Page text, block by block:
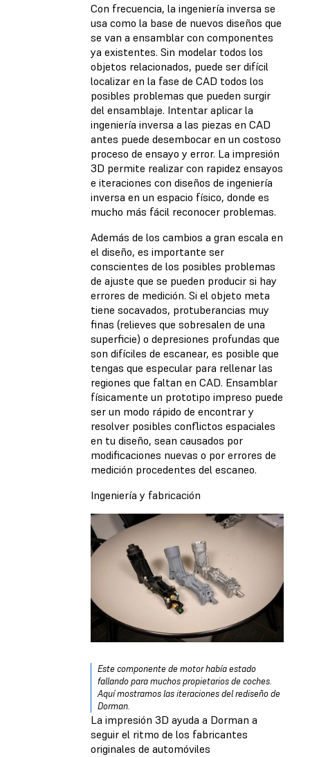
Con frecuencia, la ingeniería inversa se
usa como la base de nuevos diseños que
se van a ensamblar con componentes
ya existentes. Sin modelar todos los
objetos relacionados, puede ser difícil
localizar en la fase de CAD todos los
posibles problemas que pueden surgir
del ensamblaje. Intentar aplicar la
ingeniería inversa a las piezas en CAD
antes puede desembocar en un costoso
proceso de ensayo y error. La impresión
3D permite realizar con rapidez ensayos
e iteraciones con diseños de ingeniería
inversa en un espacio físico, donde es
mucho más fácil reconocer problemas.
Además de los cambios a gran escala en
el diseño, es importante ser
conscientes de los posibles problemas
de ajuste que se pueden producir si hay
errores de medición. Si el objeto meta
tiene socavados, protuberancias muy
finas (relieves que sobresalen de una
superficie) o depresiones profundas que
son difíciles de escanear, es posible que
tengas que especular para rellenar las
regiones que faltan en CAD. Ensamblar
físicamente un prototipo impreso puede
ser un modo rápido de encontrar y
resolver posibles conflictos espaciales
en tu diseño, sean causados por
modificaciones nuevas o por errores de
medición procedentes del escaneo.
Ingeniería y fabricación
Este componente de motor había estado
fallando para muchos propietarios de coches.
Aquí mostramos las iteraciones del rediseño de
Dorman.
La impresión 3D ayuda a Dorman a
seguir el ritmo de los fabricantes
originales de automóviles